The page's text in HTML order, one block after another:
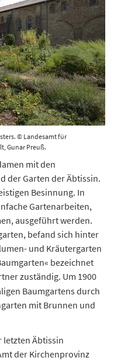
© Landesamt für
Gunar Preuß.
mit den
der Garten der Äbtissin.
Besinnung. In
Gartenarbeiten,
ausgeführt werden.
befand sich hinter
und Kräutergarten
bezeichnet
zuständig. Um 1900
Baumgartens durch
mit Brunnen und
letzten Äbtissin
der Kirchenprovinz